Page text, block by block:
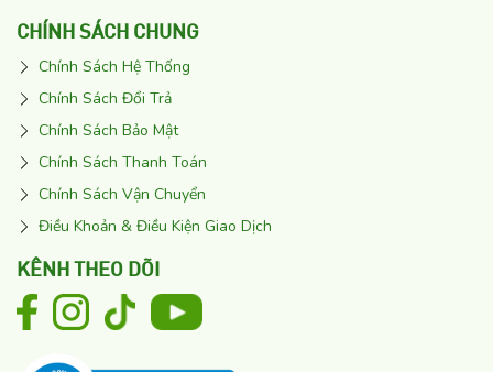
CHÍNH SÁCH CHUNG
Chính Sách Hệ Thống
Chính Sách Đổi Trả
Chính Sách Bảo Mật
Chính Sách Thanh Toán
Chính Sách Vận Chuyển
Điều Khoản & Điều Kiện Giao Dịch
KÊNH THEO DÕI